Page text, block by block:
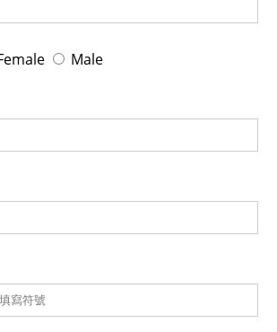
Male